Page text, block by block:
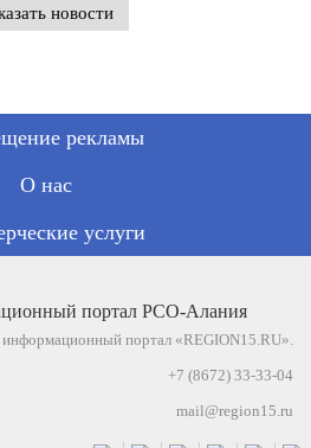
новости
рекламы
О нас
услуги
портал «REGION15.RU».
+7 (8672) 33-33-04
mail@region15.ru